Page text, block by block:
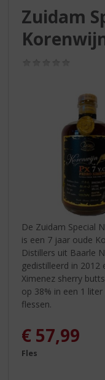
Zuidam
De Zuidam Special
is een 7 jaar oude
Distillers uit Baarle
gedistilleerd in
Ximenez sherry
op 38% in een 1
flessen.
€ 57,99
Fles